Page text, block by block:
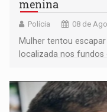
menina
Polícia 08 de
Mulher tentou
localizada nos fundos